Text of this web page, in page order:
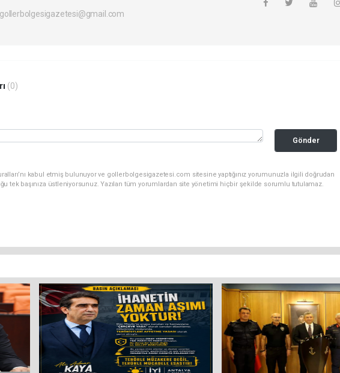
gollerbolgesigazetesi@gmail.com
(0)
Gönder
kabul etmiş bulunuyor ve gollerbolgesigazetesi.com sitesine yaptığınız yorumunuzla ilgili doğrudan
tek başınıza üstleniyorsunuz. Yazılan tüm yorumlardan site yönetimi hiçbir şekilde sorumlu tutulamaz.